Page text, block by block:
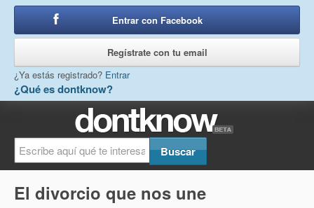
¿Qué es dontknow?
Entrar con Facebook
Regístrate con tu email
¿Ya estás registrado? Entrar
El divorcio que nos une